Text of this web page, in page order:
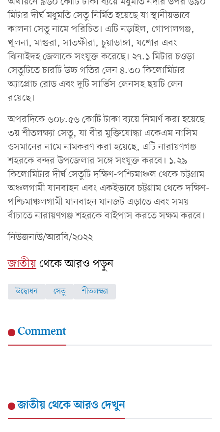
মিটার দীর্ঘ মধুমতি সেতু নির্মিত হয়েছে যা স্থানীয়ভাবে
কালনা সেতু নামে পরিচিত। এটি নড়াইল, গোপালগঞ্জ,
খুলনা, মাগুরা, সাতক্ষীরা, চুয়াডাঙ্গা, যশোর এবং
ঝিনাইদহ জেলাকে সংযুক্ত করেছে। ২৭.১ মিটার চওড়া
সেতুটিতে চারটি উচ্চ গতির লেন ৪.৩০ কিলোমিটার
অ্যাপ্রোচ রোড এবং দুটি সার্ভিস লেনসহ ছয়টি লেন
রয়েছে।
অপরদিকে ৬০৮.৫৬ কোটি টাকা ব্যয়ে নিমার্ণ করা হয়েছে
৩য় শীতলক্ষ্যা সেতু, যা বীর মুক্তিযোদ্ধা একেএম নাসিম
ওসমানের নামে নামকরণ করা হয়েছে, এটি নারায়ণগঞ্জ
শহরকে বন্দর উপজেলার সঙ্গে সংযুক্ত করবে। ১.২৯
কিলোমিটার দীর্ঘ সেতুটি দক্ষিণ-পশ্চিমাঞ্চল থেকে চট্টগ্রাম
অঞ্চলগামী যানবাহন এবং একইভাবে চট্টগ্রাম থেকে দক্ষিণ-
পশ্চিমাঞ্চলগামী যানবাহন যানজট এড়াতে এবং সময়
বাঁচাতে নারায়ণগঞ্জ শহরকে বাইপাস করতে সক্ষম করবে।
নিউজনাউ/আরবি/২০২২
জাতীয়থেকে আরও পড়ুন
উদ্বোধন সেতু শীতলক্ষ্যা
Comment
জাতীয়থেকে আরও দেখুন